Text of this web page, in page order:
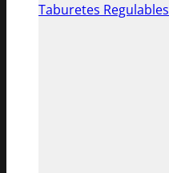
Taburetes Regulables